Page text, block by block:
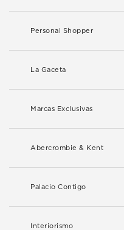
Personal Shopper
La Gaceta
Marcas Exclusivas
Abercrombie & Kent
Palacio Contigo
Interiorismo